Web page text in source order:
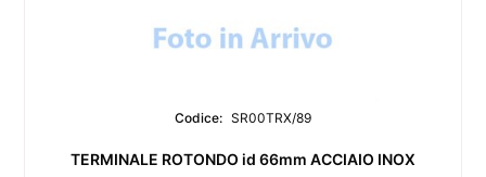
Codice: SR00TRX/89
TERMINALE ROTONDO id 66mm ACCIAIO INOX